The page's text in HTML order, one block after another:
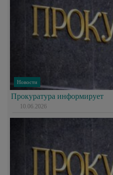
Новости
Прокуратура информирует
10.06.2026